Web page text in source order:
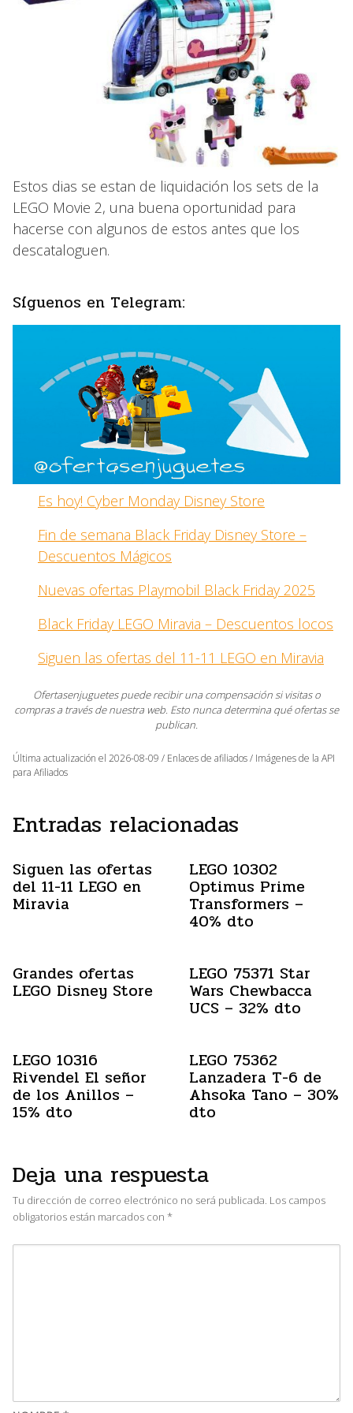
Estos dias se estan de liquidación los sets de la
LEGO Movie 2, una buena oportunidad para
hacerse con algunos de estos antes que los
descataloguen.
Síguenos en Telegram:
Es hoy! Cyber Monday Disney Store
Fin de semana Black Friday Disney Store –
Descuentos Mágicos
Nuevas ofertas Playmobil Black Friday 2025
Black Friday LEGO Miravia – Descuentos locos
Siguen las ofertas del 11-11 LEGO en Miravia
Ofertasenjuguetes puede recibir una compensación si visitas o
compras a través de nuestra web. Esto nunca determina qué ofertas se
publican.
Última actualización el 2026-08-09 / Enlaces de afiliados / Imágenes de la API
para Afiliados
Entradas relacionadas
Siguen las ofertas
del 11-11 LEGO en
Miravia
LEGO 10302
Optimus Prime
Transformers –
40% dto
Grandes ofertas
LEGO Disney Store
LEGO 75371 Star
Wars Chewbacca
UCS – 32% dto
LEGO 10316
Rivendel El señor
de los Anillos –
15% dto
LEGO 75362
Lanzadera T-6 de
Ahsoka Tano – 30%
dto
Deja una respuesta
Tu dirección de correo electrónico no será publicada. Los campos
obligatorios están marcados con *